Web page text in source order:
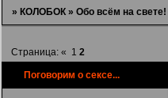
»КОЛОБОК »Обо всём на свете!
Поговорим о сексе...
Страница:« 1 2